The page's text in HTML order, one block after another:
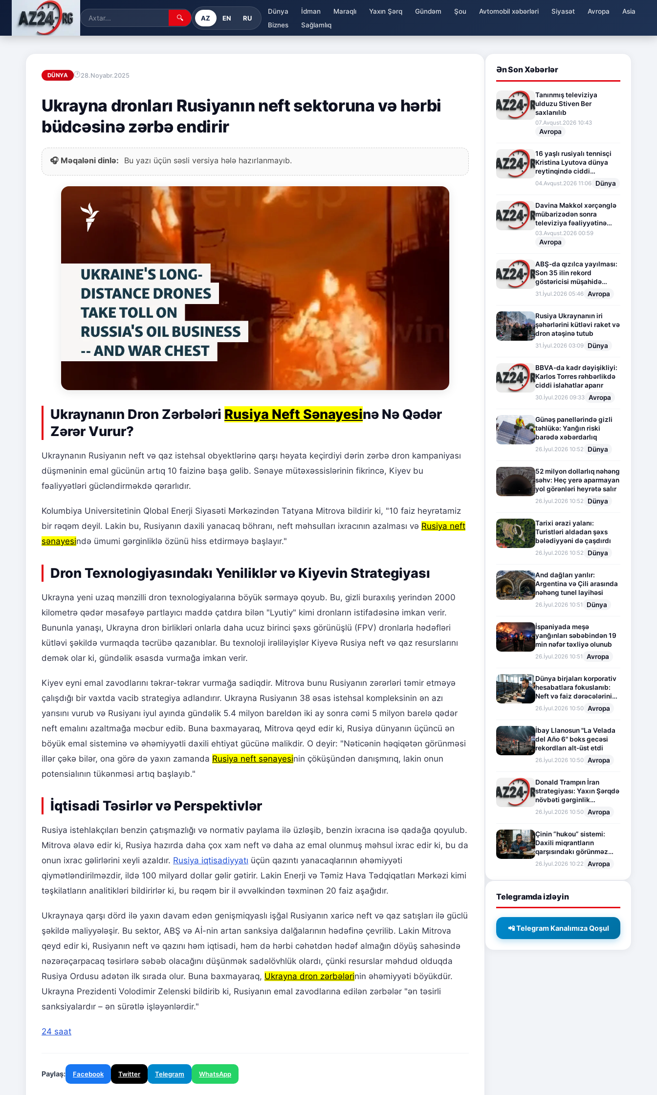
🔍 AZ EN RU
Dünya İdman Maraqlı Yaxın Şərq Gündəm Şou Avtomobil xəbərləri Siyasət Avropa
Asia
Biznes
Sağlamlıq
DÜNYA 28.Noyabr.2025
Ukrayna dronları Rusiyanın neft sektoruna və hərbi
büdcəsinə zərbə endirir
🎧 Məqaləni dinlə: Bu yazı üçün səsli versiya hələ hazırlanmayıb.
Ukraynanın Dron Zərbələri Rusiya Neft Sənayesinə Nə Qədər
Zərər Vurur?
Ukraynanın Rusiyanın neft və qaz istehsal obyektlərinə qarşı həyata keçirdiyi dərin zərbə dron kampaniyası
düşməninin emal gücünün artıq 10 faizinə başa gəlib. Sənaye mütəxəssislərinin fikrincə, Kiyev bu
fəaliyyətləri gücləndirməkdə qərarlıdır.
Kolumbiya Universitetinin Qlobal Enerji Siyasəti Mərkəzindən Tatyana Mitrova bildirir ki, "10 faiz heyrətamiz
bir rəqəm deyil. Lakin bu, Rusiyanın daxili yanacaq böhranı, neft məhsulları ixracının azalması və Rusiya neft
sənayesində ümumi gərginliklə özünü hiss etdirməyə başlayır."
Dron Texnologiyasındakı Yeniliklər və Kiyevin Strategiyası
Ukrayna yeni uzaq mənzilli dron texnologiyalarına böyük sərmayə qoyub. Bu, gizli buraxılış yerindən 2000
kilometrə qədər məsafəyə partlayıcı maddə çatdıra bilən "Lyutiy" kimi dronların istifadəsinə imkan verir.
Bununla yanaşı, Ukrayna dron birlikləri onlarla daha ucuz birinci şəxs görünüşlü (FPV) dronlarla hədəfləri
kütləvi şəkildə vurmaqda təcrübə qazanıblar. Bu texnoloji irəliləyişlər Kiyevə Rusiya neft və qaz resurslarını
demək olar ki, gündəlik əsasda vurmağa imkan verir.
Kiyev eyni emal zavodlarını təkrar-təkrar vurmağa sadiqdir. Mitrova bunu Rusiyanın zərərləri təmir etməyə
çalışdığı bir vaxtda vacib strategiya adlandırır. Ukrayna Rusiyanın 38 əsas istehsal kompleksinin ən azı
yarısını vurub və Rusiyanı iyul ayında gündəlik 5.4 milyon bareldən iki ay sonra cəmi 5 milyon barelə qədər
neft emalını azaltmağa məcbur edib. Buna baxmayaraq, Mitrova qeyd edir ki, Rusiya dünyanın üçüncü ən
böyük emal sisteminə və əhəmiyyətli daxili ehtiyat gücünə malikdir. O deyir: "Nəticənin həqiqətən görünməsi
illər çəkə bilər, ona görə də yaxın zamanda Rusiya neft sənayesinin çöküşündən danışmırıq, lakin onun
potensialının tükənməsi artıq başlayıb."
İqtisadi Təsirlər və Perspektivlər
Rusiya istehlakçıları benzin çatışmazlığı və normativ paylama ilə üzləşib, benzin ixracına isə qadağa qoyulub.
Mitrova əlavə edir ki, Rusiya hazırda daha çox xam neft və daha az emal olunmuş məhsul ixrac edir ki, bu da
onun ixrac gəlirlərini xeyli azaldır. Rusiya iqtisadiyyatı üçün qazıntı yanacaqlarının əhəmiyyəti
qiymətləndirilməzdir, ildə 100 milyard dollar gəlir gətirir. Lakin Enerji və Təmiz Hava Tədqiqatları Mərkəzi kimi
təşkilatların analitikləri bildirirlər ki, bu rəqəm bir il əvvəlkindən təxminən 20 faiz aşağıdır.
Ukraynaya qarşı dörd ilə yaxın davam edən genişmiqyaslı işğal Rusiyanın xaricə neft və qaz satışları ilə güclü
şəkildə maliyyələşir. Bu sektor, ABŞ və Aİ-nin artan sanksiya dalğalarının hədəfinə çevrilib. Lakin Mitrova
qeyd edir ki, Rusiyanın neft və qazını həm iqtisadi, həm də hərbi cəhətdən hədəf almağın döyüş sahəsində
nəzərəçarpacaq təsirlərə səbəb olacağını düşünmək sadəlövhlük olardı, çünki resurslar məhdud olduqda
Rusiya Ordusu adətən ilk sırada olur. Buna baxmayaraq, Ukrayna dron zərbələrinin əhəmiyyəti böyükdür.
Ukrayna Prezidenti Volodimir Zelenski bildirib ki, Rusiyanın emal zavodlarına edilən zərbələr "ən təsirli
sanksiyalardır – ən sürətlə işləyənlərdir."
24 saat
Paylaş: Facebook Twitter Telegram WhatsApp
Ən Son Xəbərlər
Tanınmış televiziya
ulduzu Stiven Ber
saxlanılıb
07.Avqust.2026 10:43
Avropa
16 yaşlı rusiyalı tennisçi
Kristina Lyutova dünya
reytinqində ciddi
irəliləyişə imza atdı
04.Avqust.2026 11:06 Dünya
Davina Makkol xərçənglə
mübarizədən sonra
televiziya fəaliyyətinə
fasilə verir
03.Avqust.2026 00:59
Avropa
ABŞ-da qızılca yayılması:
Son 35 ilin rekord
göstəricisi müşahidə
olunur
31.İyul.2026 05:46 Avropa
Rusiya Ukraynanın iri
şəhərlərini kütləvi raket və
dron atəşinə tutub
31.İyul.2026 03:09 Dünya
BBVA-da kadr dəyişikliyi:
Karlos Torres rəhbərlikdə
ciddi islahatlar aparır
30.İyul.2026 09:33 Avropa
Günəş panellərində gizli
təhlükə: Yanğın riski
barədə xəbərdarlıq
26.İyul.2026 10:52 Dünya
52 milyon dollarlıq nəhəng
səhv: Heç yerə aparmayan
yol görənləri heyrətə salır
26.İyul.2026 10:52 Dünya
Tarixi ərazi yalanı:
Turistləri aldadan şəxs
bələdiyyəni də çaşdırdı
26.İyul.2026 10:52 Dünya
And dağları yarılır:
Argentina və Çili arasında
nəhəng tunel layihəsi
26.İyul.2026 10:51 Dünya
İspaniyada meşə
yanğınları səbəbindən 19
min nəfər təxliyə olunub
26.İyul.2026 10:51 Avropa
Dünya birjaları korporativ
hesabatlara fokuslanıb:
Neft və faiz dərəcələrinin
təsiri altında cari vəziyyət
26.İyul.2026 10:50 Avropa
İbay Llanosun "La Velada
del Año 6" boks gecəsi
rekordları alt-üst etdi
26.İyul.2026 10:50 Avropa
Donald Trampın İran
strategiyası: Yaxın Şərqdə
növbəti gərginlik
mərhələsi
26.İyul.2026 10:50 Avropa
Çinin “hukou” sistemi:
Daxili miqrantların
qarşısındakı görünməz
sədd
26.İyul.2026 10:22 Avropa
Telegramda izləyin
📲 Telegram Kanalımıza Qoşul